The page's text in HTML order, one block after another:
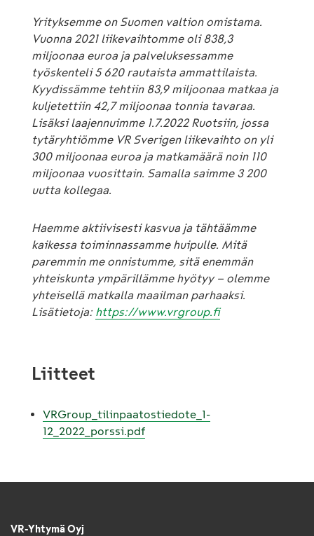
Yrityksemme on Suomen valtion omistama.
Vuonna 2021 liikevaihtomme oli 838,3
miljoonaa euroa ja palveluksessamme
työskenteli 5 620 rautaista ammattilaista.
Kyydissämme tehtiin 83,9 miljoonaa matkaa ja
kuljetettiin 42,7 miljoonaa tonnia tavaraa.
Lisäksi laajennuimme 1.7.2022 Ruotsiin, jossa
tytäryhtiömme VR Sverigen liikevaihto on yli
300 miljoonaa euroa ja matkamäärä noin 110
miljoonaa vuosittain. Samalla saimme 3 200
uutta kollegaa.
Haemme aktiivisesti kasvua ja tähtäämme
kaikessa toiminnassamme huipulle. Mitä
paremmin me onnistumme, sitä enemmän
yhteiskunta ympärillämme hyötyy – olemme
yhteisellä matkalla maailman parhaaksi.
Lisätietoja: https://www.vrgroup.fi
Liitteet
VRGroup_tilinpaatostiedote_1-
12_2022_porssi.pdf
VR-Yhtymä Oyj